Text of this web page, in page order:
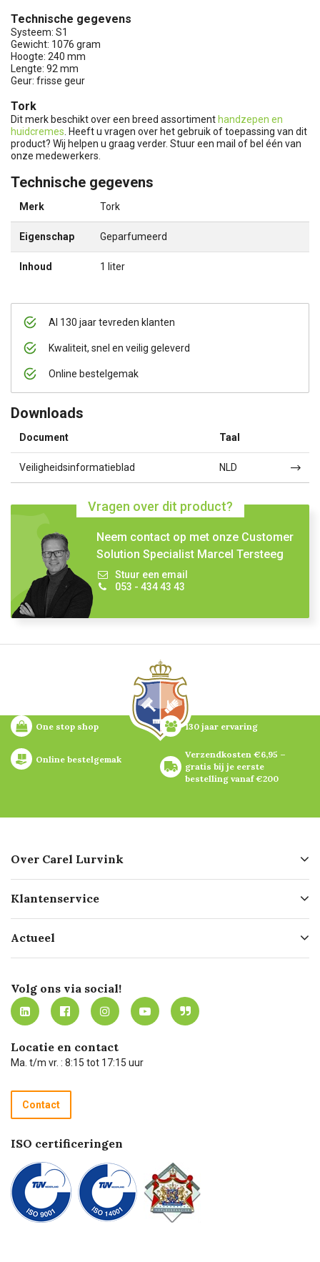
Al 130 jaar tevreden klanten
Kwaliteit, snel en veilig geleverd
Online bestelgemak
Downloads
Document Taal
Veiligheidsinformatieblad NLD
Vragen over dit product?
Neem contact op met onze Customer
Solution Specialist Marcel Tersteeg
Stuur een email
053 - 434 43 43
Technische gegevens
Systeem: S1
Gewicht: 1076 gram
Hoogte: 240 mm
Lengte: 92 mm
Geur: frisse geur
Tork
Dit merk beschikt over een breed assortiment handzepen en
huidcremes . Heeft u vragen over het gebruik of toepassing van dit
product? Wij helpen u graag verder. Stuur een mail of bel één van
onze medewerkers.
Technische gegevens
Merk Tork
Eigenschap Geparfumeerd
Inhoud 1 liter
One stop shop 130 jaar ervaring
Online bestelgemak
Verzendkosten €6,95 –
gratis bij je eerste
bestelling vanaf €200
Over Carel Lurvink
Geschiedenis
Missie
Werken bij Carel Lurvink
MVO
Klantenservice
Bezorgen
Mijn Carel Lurvink
Mijn Carel Lurvink instructievideo's
Carel Lurvink App
Hulp op afstand
Technische dienst
Recycle programma
Betalen
Actueel
Innovation LAB
Tevreden klanten
Carel Lurvink Blog
Carel de podcast
Volg ons via social!
Locatie en contact
Ma. t/m vr. : 8:15 tot 17:15 uur
Contact
ISO certificeringen